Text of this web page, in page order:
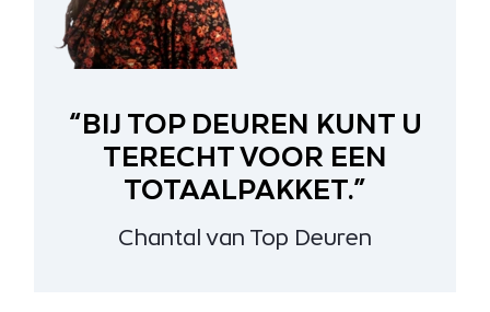
“BIJ TOP DEUREN KUNT U
TERECHT VOOR EEN
TOTAALPAKKET.”
Chantal van Top Deuren